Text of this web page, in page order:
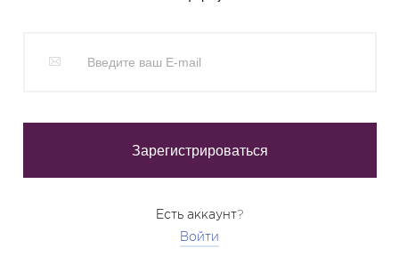
Есть аккаунт?
Войти